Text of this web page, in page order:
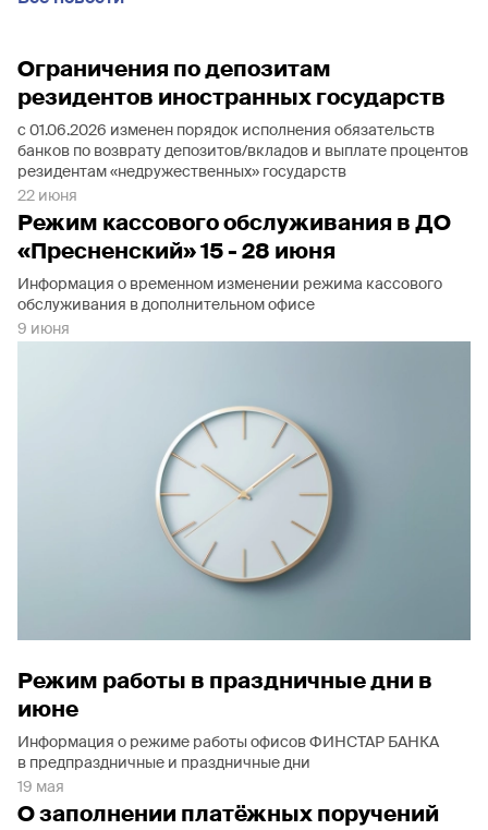
Ограничения по депозитам
резидентов иностранных государств
с 01.06.2026 изменен порядок исполнения обязательств
банков по возврату депозитов/вкладов и выплате процентов
резидентам «недружественных» государств
22 июня
Режим кассового обслуживания в ДО
«Пресненский» 15 - 28 июня
Информация о временном изменении режима кассового
обслуживания в дополнительном офисе
9 июня
Режим работы в праздничные дни в
июне
Информация о режиме работы офисов ФИНСТАР БАНКА
в предпраздничные и праздничные дни
19 мая
О заполнении платёжных поручений